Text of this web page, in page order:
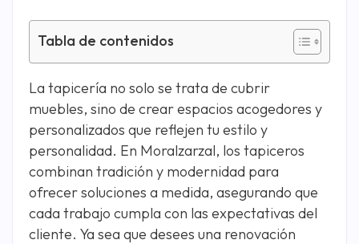
Tabla de contenidos
La tapicería no solo se trata de cubrir
muebles, sino de crear espacios acogedores y
personalizados que reflejen tu estilo y
personalidad. En Moralzarzal, los tapiceros
combinan tradición y modernidad para
ofrecer soluciones a medida, asegurando que
cada trabajo cumpla con las expectativas del
cliente. Ya sea que desees una renovación